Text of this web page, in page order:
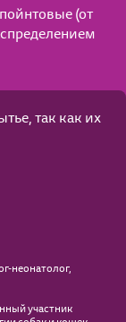
(от
так как их
неонатолог,
участник